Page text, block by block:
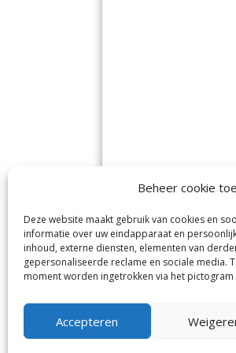
Beheer cookie
Deze website maakt gebruik van cookies en
informatie over uw eindapparaat en
inhoud, externe diensten, elementen van
gepersonaliseerde reclame en sociale media.
moment worden ingetrokken via het pictogram
Accepteren
De Nieuwe Meerbode
Visserstraat 10
1431 GJ Aalsmeer
0297-341900
info@meerbode.nl